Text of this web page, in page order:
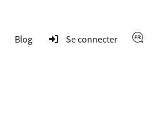
Blog Se connecter